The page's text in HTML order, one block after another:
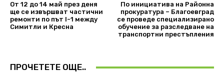
От 12 до 14 май през деня
ще се извършват частични
ремонти по път I-1 между
Симитли и Кресна
По инициатива на Районна
прокуратура – Благоевград
се проведе специализирано
обучение за разследване на
транспортни престъпления
ПРОЧЕТЕТЕ ОЩЕ..